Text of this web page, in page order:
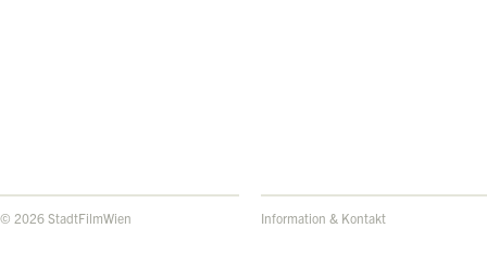
© 2026 StadtFilmWien Information & Kontakt